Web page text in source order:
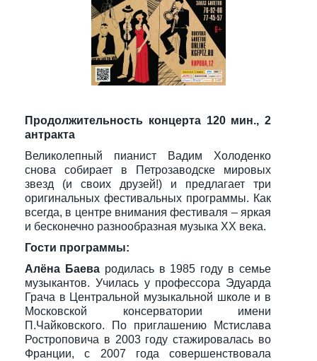
Продолжительность концерта 120 мин., 2
антракта
Великолепный пианист Вадим Холоденко
снова собирает в Петрозаводске мировых
звезд (и своих друзей!) и предлагает три
оригинальных фестивальных программы. Как
всегда, в центре внимания фестиваля – яркая
и бесконечно разнообразная музыка XX века.
Гости программы:
Алёна Баевародилась в 1985 году в семье
музыкантов. Училась у профессора Эдуарда
Грача в Центральной музыкальной школе и в
Московской консерватории имени
П.Чайковского. По приглашению Мстислава
Ростроповича в 2003 году стажировалась во
Франции, с 2007 года совершенствовала